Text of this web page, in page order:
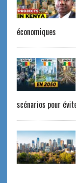
économiques
scénarios pour